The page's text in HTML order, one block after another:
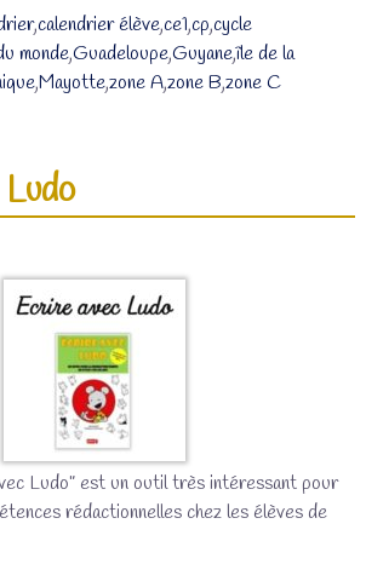
,calendrier élève,ce1,cp,cycle
monde,Guadeloupe,Guyane,île de la
,Mayotte,zone A,zone B,zone C
Ludo” est un outil très intéressant pour
rédactionnelles chez les élèves de